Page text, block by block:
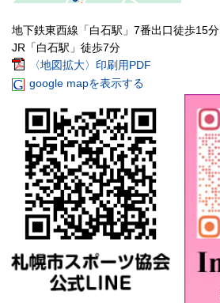
地下鉄東西線「白石駅」7番出口徒歩15分
JR「白石駅」徒歩7分
〈地図拡大〉印刷用PDF
google mapを表示する